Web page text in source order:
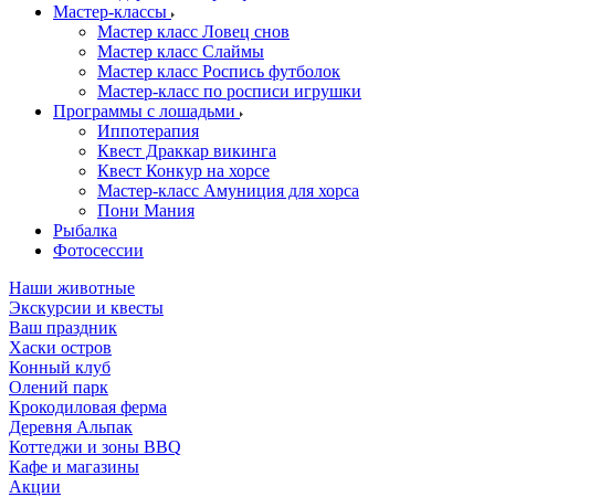
Мастер-классы
Мастер класс Ловец снов
Мастер класс Слаймы
Мастер класс Роспись футболок
Мастер-класс по росписи игрушки
Программы с лошадьми
Иппотерапия
Квест Драккар викинга
Квест Конкур на хорсе
Мастер-класс Амуниция для хорса
Пони Мания
Рыбалка
Фотосессии
Наши животные
Экскурсии и квесты
Ваш праздник
Хаски остров
Конный клуб
Олений парк
Крокодиловая ферма
Деревня Альпак
Коттеджи и зоны BBQ
Кафе и магазины
Акции